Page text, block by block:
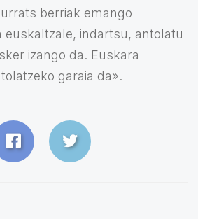
berriak emango
euskaltzale, indartsu, antolatu
izango da. Euskara
garaia da».